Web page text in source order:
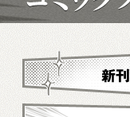
新刊・近刊